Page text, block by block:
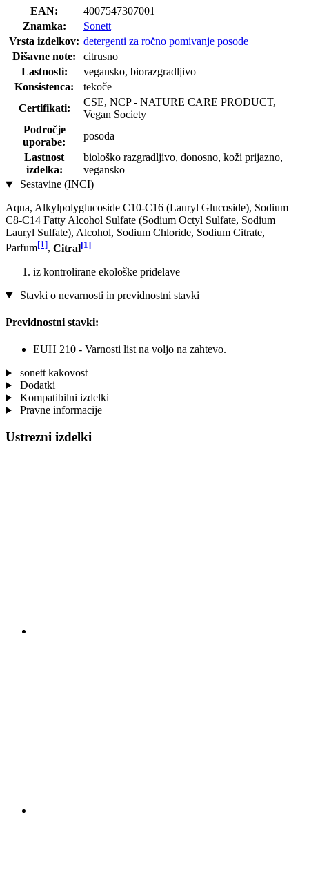
EAN:
4007547307001
Znamka:
Sonett
Vrsta izdelkov: detergenti za ročno pomivanje posode
Dišavne note:
citrusno
Lastnosti:
vegansko, biorazgradljivo
Konsistenca:
tekoče
Certifikati:
CSE, NCP - NATURE CARE PRODUCT,
Vegan Society
Področje
uporabe:
posoda
Lastnost
izdelka:
biološko razgradljivo, donosno, koži prijazno,
vegansko
Sestavine (INCI)
Aqua, Alkylpolyglucoside C10-C16 (Lauryl Glucoside), Sodium
C8-C14 Fatty Alcohol Sulfate (Sodium Octyl Sulfate, Sodium
Lauryl Sulfate), Alcohol, Sodium Chloride, Sodium Citrate,
Parfum[1], Citral[1]
iz kontrolirane ekološke pridelave
Stavki o nevarnosti in previdnostni stavki
Previdnostni stavki:
EUH 210 - Varnosti list na voljo na zahtevo.
sonett kakovost
Dodatki
Kompatibilni izdelki
Pravne informacije
Ustrezni izdelki